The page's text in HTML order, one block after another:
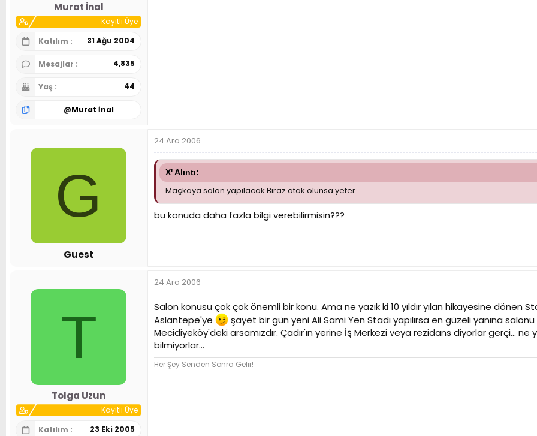
Murat İnal
Kayıtlı Üye
Katılım
31 Ağu 2004
Mesajlar 4,835
Yaş 44
@Murat İnal
G
Guest
24 Ara 2006
X' Alıntı:
Maçkaya salon yapılacak.Biraz atak olunsa yeter.
bu konuda daha fazla bilgi verebilirmisin???
T
Tolga Uzun
Kayıtlı Üye
Katılım
23 Eki 2005
24 Ara 2006
Salon konusu çok çok önemli bir konu. Ama ne yazık ki 10 yıldır yılan hikayesine dönen
Aslantepe'ye
şayet bir gün yeni Ali Sami Yen Stadı yapılırsa en güzeli yanına
Mecidiyeköy'deki arsamızdır. Çadır'ın yerine İş Merkezi veya rezidans diyorlar gerçi...
bilmiyorlar...
Her Şey Senden Sonra Gelir!